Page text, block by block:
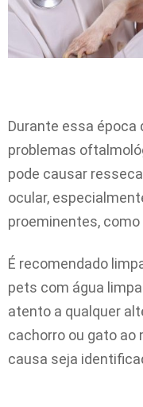
Durante essa época
problemas
pode causar
ocular,
proeminentes,
É recomendado
pets com água
atento a qualquer
cachorro ou gato ao
causa seja